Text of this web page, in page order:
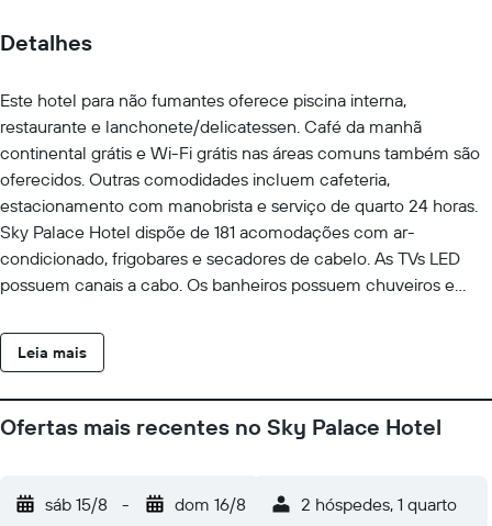
Detalhes
Este hotel para não fumantes oferece piscina interna,
restaurante e lanchonete/delicatessen. Café da manhã
continental grátis e Wi-Fi grátis nas áreas comuns também são
oferecidos. Outras comodidades incluem cafeteria,
estacionamento com manobrista e serviço de quarto 24 horas.
Sky Palace Hotel dispõe de 181 acomodações com ar-
condicionado, frigobares e secadores de cabelo. As TVs LED
possuem canais a cabo. Os banheiros possuem chuveiros e
de Wi-Fi grátis. As comodidades para negócios incluem
escrivaninhas, cadeiras para escritório e telefones. O serviço de
e piscina infantil.
Leia mais
Ofertas mais recentes no Sky Palace Hotel
sáb 15/8 - dom 16/8 2 hóspedes, 1 quarto